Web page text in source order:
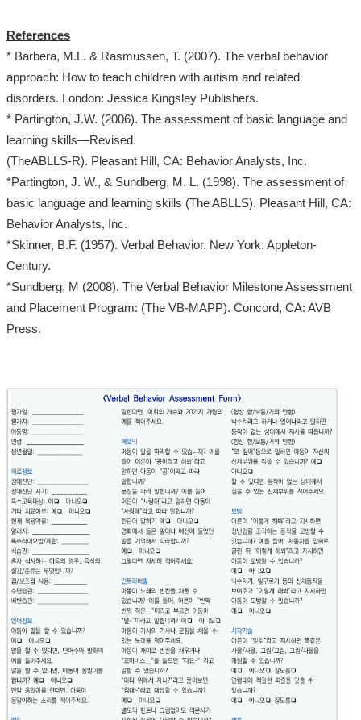
References
* Barbera, M.L. & Rasmussen, T. (2007). The verbal behavior
approach: How to teach children with autism and related
disorders. London: Jessica Kingsley Publishers.
* Partington, J.W. (2006). The assessment of basic language and
learning skills—Revised.
(TheABLLS-R). Pleasant Hill, CA: Behavior Analysts, Inc.
*Partington, J. W., & Sundberg, M. L. (1998). The assessment of
basic language and learning skills (The ABLLS). Pleasant Hill, CA:
Behavior Analysts, Inc.
*Skinner, B.F. (1957). Verbal Behavior. New York: Appleton-
Century.
*Sundberg, M (2008). The Verbal Behavior Milestone Assessment
and Placement Program: (The VB-MAPP). Concord, CA: AVB
Press.